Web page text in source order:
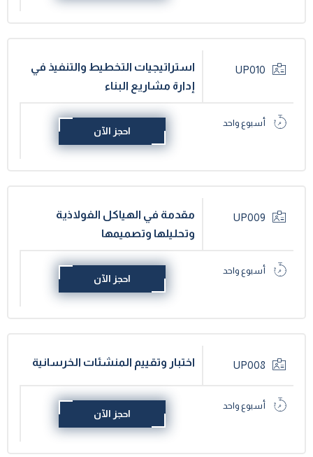
UP010
استراتيجيات التخطيط والتنفيذ في
إدارة مشاريع البناء
أسبوع واحد
احجز الآن
UP009
مقدمة في الهياكل الفولاذية
وتحليلها وتصميمها
أسبوع واحد
احجز الآن
UP008 اختبار وتقييم المنشئات الخرسانية
أسبوع واحد
احجز الآن